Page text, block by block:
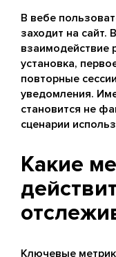
В вебе
заходит на
взаимодействие
установка,
повторные
уведомления.
становится не
сценарии
Какие
Ключевые